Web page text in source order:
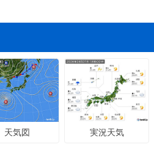
天気図 実況天気